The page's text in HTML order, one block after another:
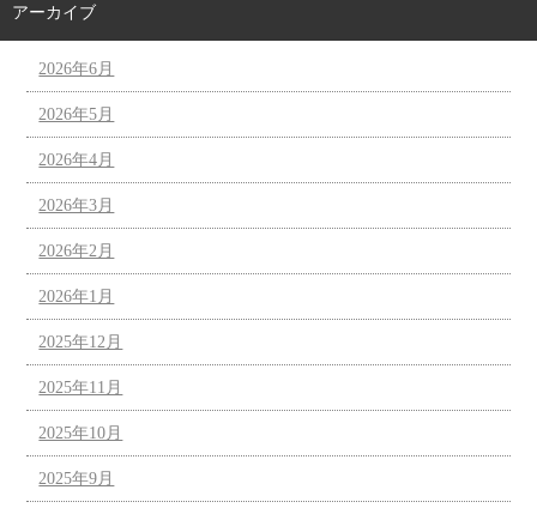
アーカイブ
2026年6月
2026年5月
2026年4月
2026年3月
2026年2月
2026年1月
2025年12月
2025年11月
2025年10月
2025年9月